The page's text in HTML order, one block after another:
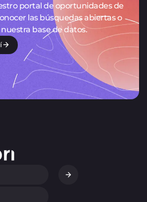
portal de oportunidades de
las búsquedas abiertas o
base de datos.